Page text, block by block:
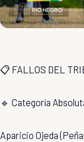
📋 FALLOS DEL
🔹 Categoría
Aparicio Ojeda